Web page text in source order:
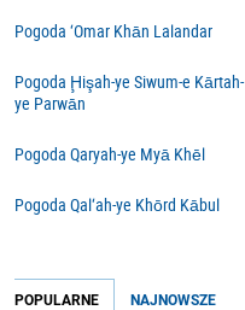
Pogoda ‘Omar Khān Lalandar
Pogoda Ḩişah-ye Siwum-e Kārtah-
ye Parwān
Pogoda Qaryah-ye Myā Khēl
Pogoda Qal‘ah-ye Khōrd Kābul
POPULARNE NAJNOWSZE